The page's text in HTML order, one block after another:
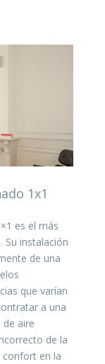
1x1
es el más
Su instalación
de una
que varían
a una
de aire
de la
confort en la